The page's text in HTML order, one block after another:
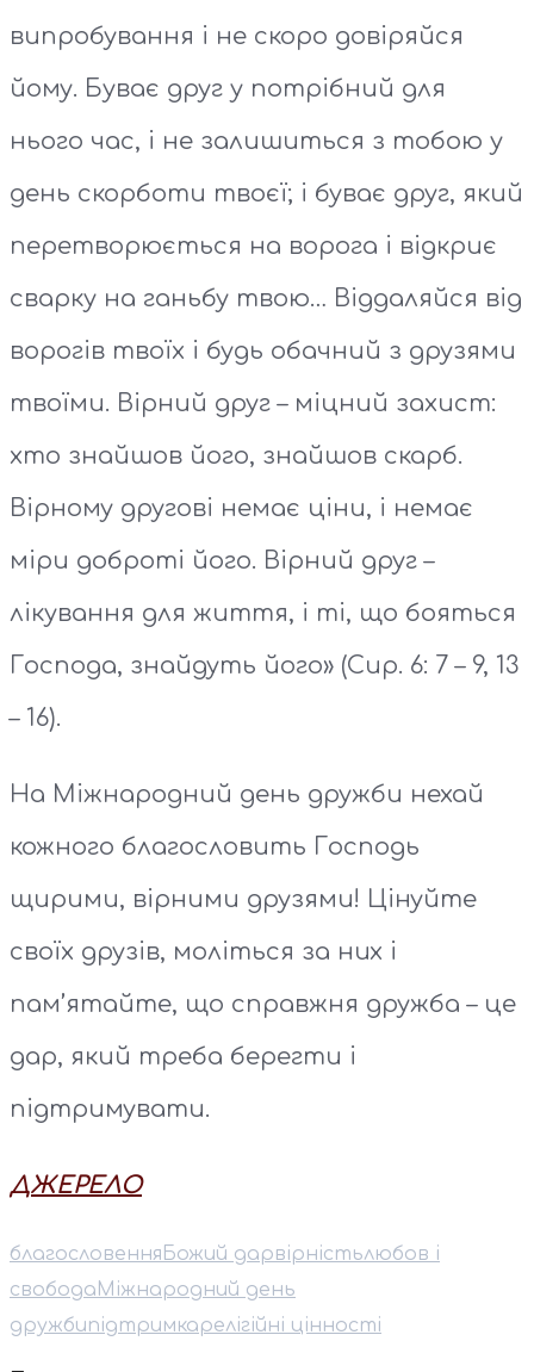
випробування і не скоро довіряйся
йому. Буває друг у потрібний для
нього час, і не залишиться з тобою у
день скорботи твоєї; і буває друг, який
перетворюється на ворога і відкриє
сварку на ганьбу твою… Віддаляйся від
ворогів твоїх і будь обачний з друзями
твоїми. Вірний друг – міцний захист:
хто знайшов його, знайшов скарб.
Вірному другові немає ціни, і немає
міри доброті його. Вірний друг –
лікування для життя, і ті, що бояться
Господа, знайдуть його» (Сир. 6: 7 – 9, 13
– 16).
На Міжнародний день дружби нехай
кожного благословить Господь
щирими, вірними друзями! Цінуйте
своїх друзів, моліться за них і
пам’ятайте, що справжня дружба – це
дар, який треба берегти і
підтримувати.
ДЖЕРЕЛО
благословення Божий дарвірністьлюбов і
свобода Міжнародний день
дружбипідтримкарелігійні цінності